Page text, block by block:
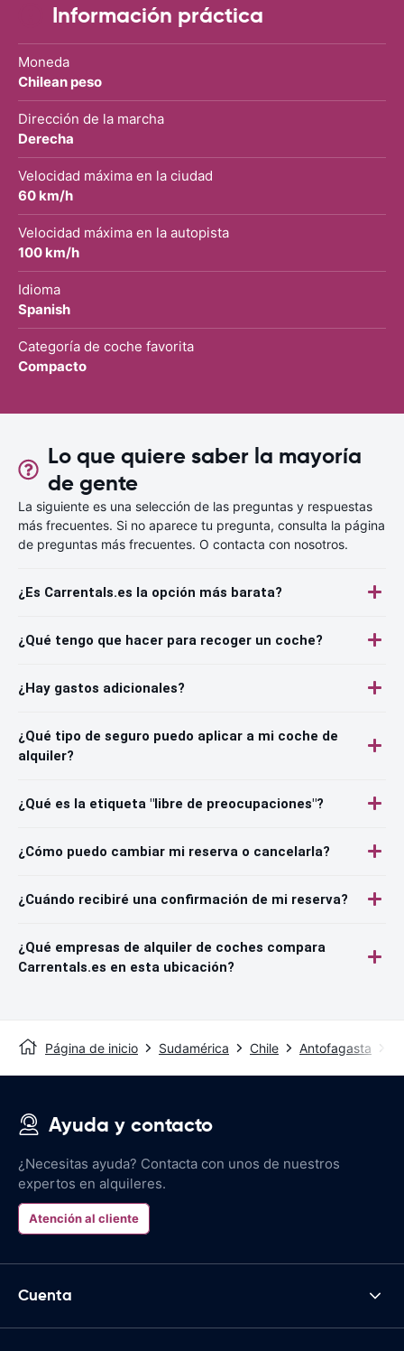
Información práctica
Moneda
Chilean peso
Dirección de la marcha
Derecha
Velocidad máxima en la ciudad
60 km/h
Velocidad máxima en la autopista
100 km/h
Idioma
Spanish
Categoría de coche favorita
Compacto
Lo que quiere saber la mayoría
de gente
La siguiente es una selección de las preguntas y respuestas
más frecuentes. Si no aparece tu pregunta, consulta la página
de preguntas más frecuentes. O contacta con nosotros.
¿Es Carrentals.es la opción más barata?
¿Qué tengo que hacer para recoger un coche?
¿Hay gastos adicionales?
¿Qué tipo de seguro puedo aplicar a mi coche de
alquiler?
¿Qué es la etiqueta "libre de preocupaciones"?
¿Cómo puedo cambiar mi reserva o cancelarla?
¿Cuándo recibiré una confirmación de mi reserva?
¿Qué empresas de alquiler de coches compara
Carrentals.es en esta ubicación?
Página de inicio Sudamérica Chile Antofagasta
Ayuda y contacto
¿Necesitas ayuda? Contacta con unos de nuestros
expertos en alquileres.
Atención al cliente
Cuenta